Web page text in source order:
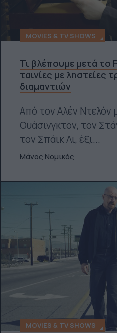
MOVIES & TV SHOWS
Τι βλέπουμε μετά το
ταινίες με ληστείες
διαμαντιών
Από τον Αλέν Ντελόν
Ουάσινγκτον, τον
τον Σπάικ Λι, έξι...
Μάνος Νομικός
MOVIES & TV SHOWS